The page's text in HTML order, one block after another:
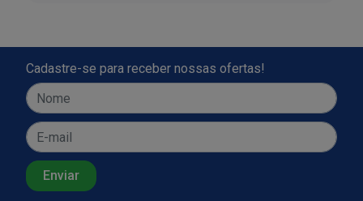
Cadastre-se para receber nossas ofertas!